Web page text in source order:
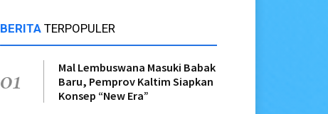
BERITA TERPOPULER
01
Mal Lembuswana Masuki Babak
Baru, Pemprov Kaltim Siapkan
Konsep “New Era”